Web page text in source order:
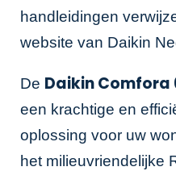
handleidingen
website van Daikin
De Daikin Comfora
een krachtige en
oplossing voor uw
het milieuvriendelijke